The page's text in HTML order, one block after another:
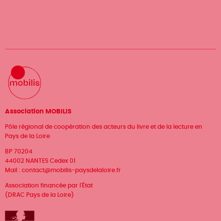
Association MOBILIS
Pôle régional de coopération des acteurs du livre et de la lecture en
Pays de la Loire
BP 70204
44002 NANTES Cedex 01
Mail : contact@mobilis-paysdelaloire.fr
Association financée par l'État
(DRAC Pays de la Loire)